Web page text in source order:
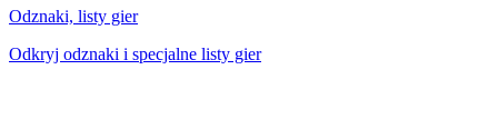
Odznaki, listy gier
Odkryj odznaki i specjalne listy gier